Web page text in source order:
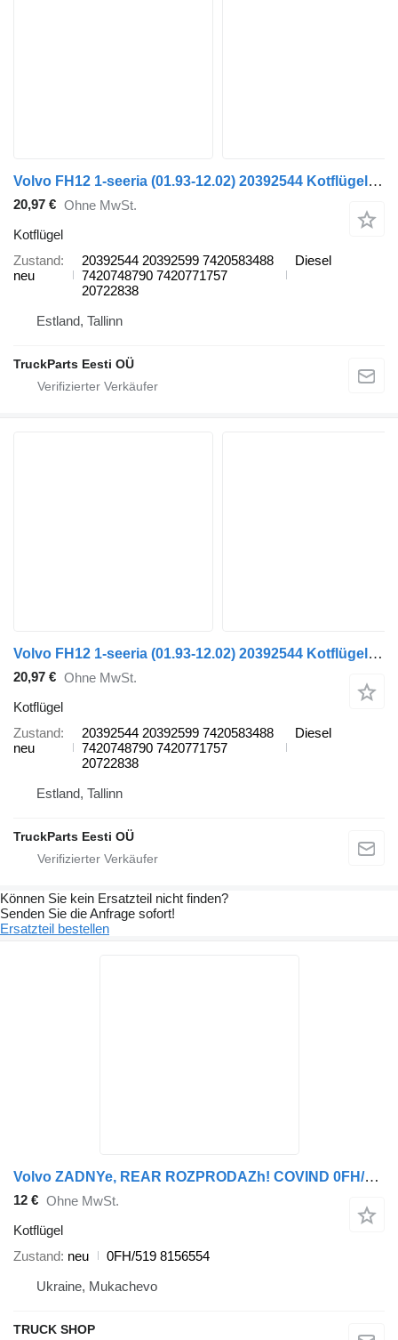
Volvo FH12 1-seeria (01.93-12.02) 20392544 Kotflügel für Volvo FH12, FH16, NH12, FH, VNL780 (1993-2014) LKW
20,97 € Ohne MwSt.
Kotflügel
Zustand
neu
20392544 20392599 7420583488
7420748790 7420771757
20722838
Diesel
Estland, Tallinn
TruckParts Eesti OÜ
Volvo FH12 1-seeria (01.93-12.02) 20392544 Kotflügel für Volvo FH12, FH16, NH12, FH, VNL780 (1993-2014) LKW
20,97 € Ohne MwSt.
Kotflügel
Zustand
neu
20392544 20392599 7420583488
7420748790 7420771757
20722838
Diesel
Estland, Tallinn
TruckParts Eesti OÜ
Können Sie kein Ersatzteil nicht finden?
Senden Sie die Anfrage sofort!
Ersatzteil bestellen
Volvo ZADNYe, REAR ROZPRODAZh! COVIND 0FH/519 Kotflügel für Volvo FH12-FH16 LKW
12 € Ohne MwSt.
Kotflügel
Zustand neu
0FH/519 8156554
Ukraine, Mukachevo
TRUCK SHOP